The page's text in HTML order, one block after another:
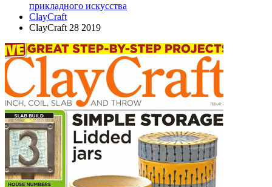
прикладного искусства
ClayCraft
ClayCraft 28 2019